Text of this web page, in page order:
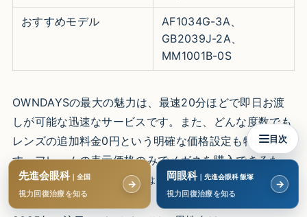
おすすめモデル
AF1034G-3A、
GB2039J-2A、
MM1001B-0S
OWNDAYSの最大の魅力は、最速20分ほどで即日お渡
しが可能な迅速なサービスです。また、どんな度数でも
レンズの追加料金0円という明確な価格設定も特徴的で
す。フレームの表示価格のみでメガネを購入できるた
め、予算が立てやすいでしょう。
先進会眼科｜全国
視力回復治療を知る
→
岡眼科｜先進会眼科 飯塚
視力回復治療を知る
→
目次